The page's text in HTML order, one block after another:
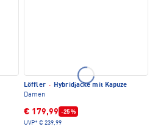
Löffler · Hybridjacke mit Kapuze
Damen
€ 179,99 -25 %
UVP* € 239,99